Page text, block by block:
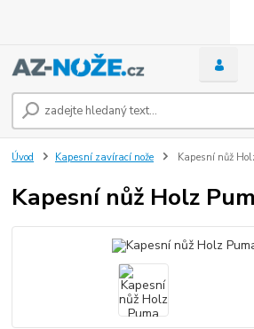
Úvod Kapesní zavírací nože Kapesní nůž
Kapesní nůž Holz